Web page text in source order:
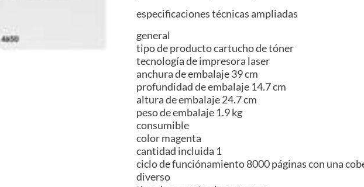
especificaciones técnicas ampliadas
general
tipo de producto cartucho de tóner
tecnología de impresora laser
anchura de embalaje 39 cm
profundidad de embalaje 14.7 cm
altura de embalaje 24.7 cm
peso de embalaje 1.9 kg
consumible
color magenta
cantidad incluida 1
ciclo de funciónamiento 8000 páginas con una
diverso